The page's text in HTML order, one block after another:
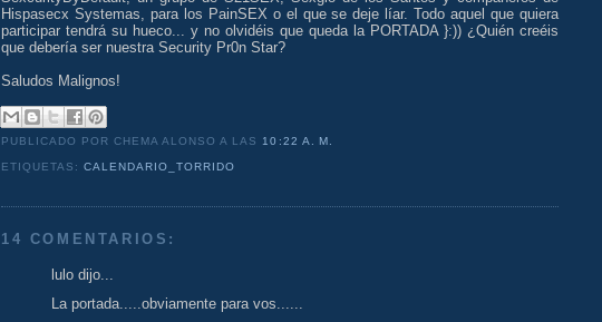
Hispasecx Systemas, para los PainSEX o el que se deje líar. Todo aquel que quiera
participar tendrá su hueco... y no olvidéis que queda la PORTADA }:)) ¿Quién creéis
que debería ser nuestra Security Pr0n Star?
Saludos Malignos!
PUBLICADO POR CHEMA ALONSOA LAS 10:22 A. M.
ETIQUETAS:CALENDARIO_TORRIDO
14 COMENTARIOS:
lulo dijo...
La portada.....obviamente para vos......